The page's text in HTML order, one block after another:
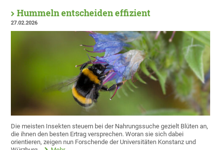
Hummeln entscheiden effizient
27.02.2026
Die meisten Insekten steuern bei der Nahrungssuche gezielt Blüten an,
die ihnen den besten Ertrag versprechen. Woran sie sich dabei
orientieren, zeigen nun Forschende der Universitäten Konstanz und